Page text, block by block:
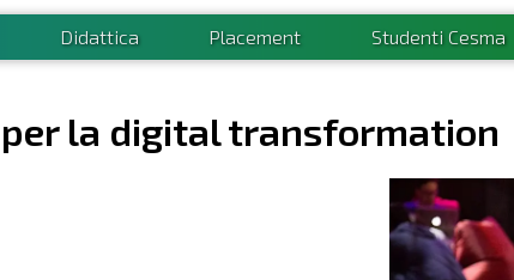
Didattica Placement Studenti Cesma
la digital transformation